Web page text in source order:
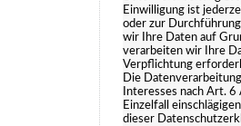
Einwilligung ist
oder zur
wir Ihre Daten auf
verarbeiten wir Ihre
Verpflichtung
Die
Interesses nach Art.
Einzelfall
dieser